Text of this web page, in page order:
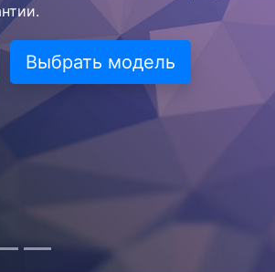
и диагностика.
Выбрать модель